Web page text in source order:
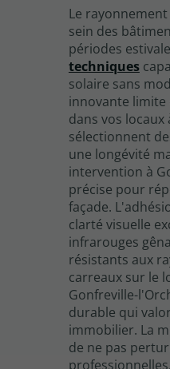
Le
sein des
périodes
techniques
solaire sans
innovante limite
dans vos
sélectionnent
une longévité
intervention à
précise pour
façade.
clarté visuelle
infrarouges
résistants aux
carreaux sur le
Gonfreville-
durable qui
immobilier. La
de ne pas